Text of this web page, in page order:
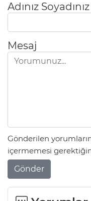
Adınız Soyadınız
Mesaj
Gönderilen
içermemesi
Gönder